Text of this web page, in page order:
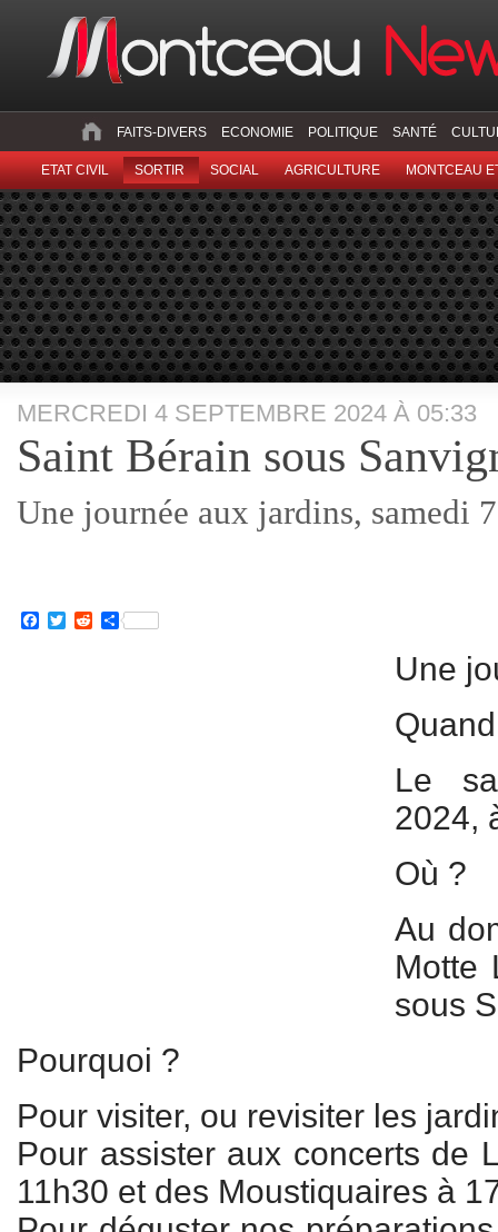
FAITS-DIVERS ECONOMIE POLITIQUE SANTÉ
ETAT CIVIL SORTIR SOCIAL AGRICULTURE MONTCEAU
MERCREDI 4 SEPTEMBRE 2024 À 05:33
Saint Bérain sous
Une journée aux jardins, samedi
Facebook
TwitterRedditPartager
Une
Le
2024,
Où ?
Au
Motte
sous
Pourquoi ?
Pour visiter, ou revisiter les
Pour assister aux concerts de
11h30 et des Moustiquaires à